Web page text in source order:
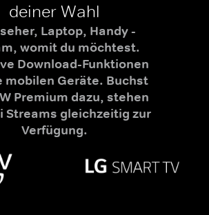
deiner Wahl
Laptop, Handy -
womit du möchtest.
Download-Funktionen
mobilen Geräte. Buchst
Premium dazu, stehen
Streams gleichzeitig zur
Verfügung.